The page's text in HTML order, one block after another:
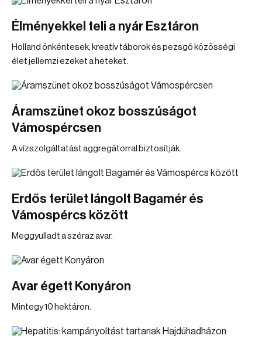
Élményekkel teli a nyár Esztáron
Holland önkéntesek, kreatív táborok és pezsgő közösségi
élet jellemzi ezeket a heteket.
Áramszünet okoz bosszúságot
Vámospércsen
A vízszolgáltatást aggregátorral biztosítják.
Erdős terület lángolt Bagamér és
Vámospércs között
Meggyulladt a széraz avar.
Avar égett Konyáron
Mintegy 10 hektáron.